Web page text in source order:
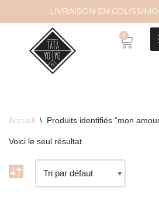
contenu
LIVRAISON EN
0
Accueil \ Produits identifiés “mon
Voici le seul résultat